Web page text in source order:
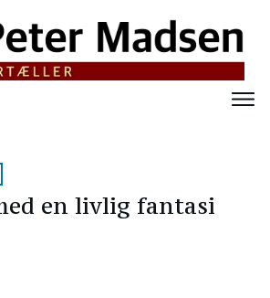
en livlig fantasi